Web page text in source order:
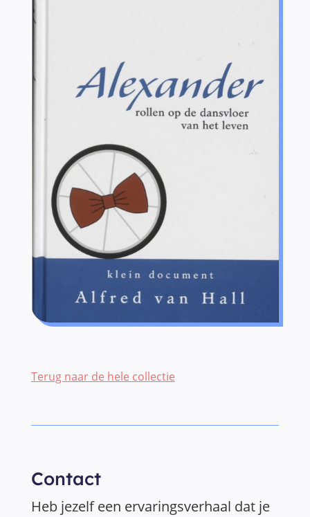
Terug naar de hele collectie
Contact
Heb jezelf een ervaringsverhaal dat je